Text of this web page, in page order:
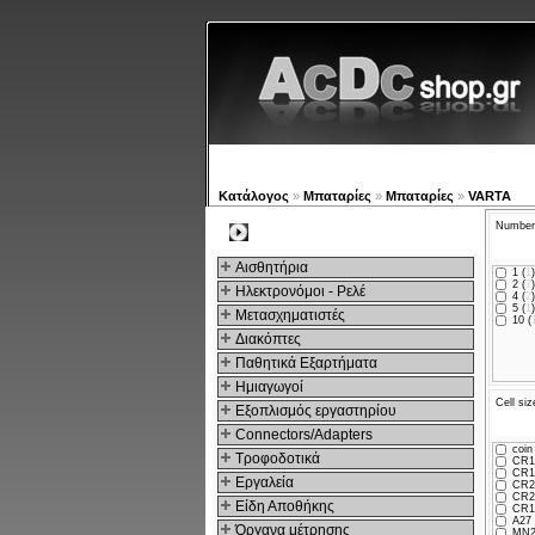
Κατάλογος » Μπαταρίες » Μπαταρίες » VARTA
Αισθητήρια
Ηλεκτρονόμοι - Ρελέ
Μετασχηματιστές
Διακόπτες
Παθητικά Εξαρτήματα
Hμιαγωγοί
Εξοπλισμός εργαστηρίου
Connectors/Adapters
Τροφοδοτικά
Εργαλεία
Είδη Αποθήκης
Όργανα μέτρησης
1 (1)
2 (7)
4 (2)
5 (1)
10 (1
Cell
coin
A27